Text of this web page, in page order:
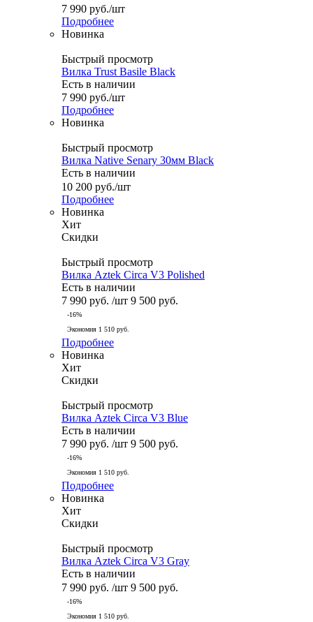
7 990 руб./шт
Подробнее
Новинка
Быстрый просмотр
Вилка Trust Basile Black
Есть в наличии
7 990 руб./шт
Подробнее
Новинка
Быстрый просмотр
Вилка Native Senary 30мм Black
Есть в наличии
10 200 руб./шт
Подробнее
Новинка
Хит
Скидки
Быстрый просмотр
Вилка Aztek Circa V3 Polished
Есть в наличии
7 990 руб. /шт 9 500 руб.
-16%
Экономия 1 510 руб.
Подробнее
Новинка
Хит
Скидки
Быстрый просмотр
Вилка Aztek Circa V3 Blue
Есть в наличии
7 990 руб. /шт 9 500 руб.
-16%
Экономия 1 510 руб.
Подробнее
Новинка
Хит
Скидки
Быстрый просмотр
Вилка Aztek Circa V3 Gray
Есть в наличии
7 990 руб. /шт 9 500 руб.
-16%
Экономия 1 510 руб.